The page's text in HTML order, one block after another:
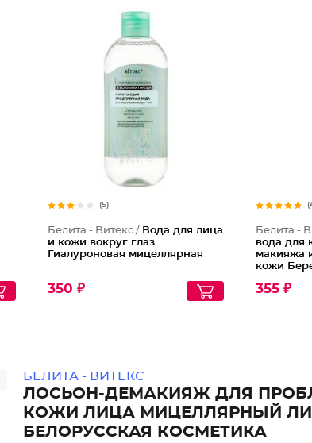
(5)
Белита - Витекс / Вода для лица
и кожи вокруг глаз
Гиалуроновая мицеллярная
350 ₽
Белита -
вода для
макияжа
кожи
355 ₽
БЕЛИТА - ВИТЕКС
ЛОСЬОН-ДЕМАКИЯЖ ДЛЯ
КОЖИ ЛИЦА МИЦЕЛЛЯРНЫЙ
БЕЛОРУССКАЯ КОСМЕТИКА